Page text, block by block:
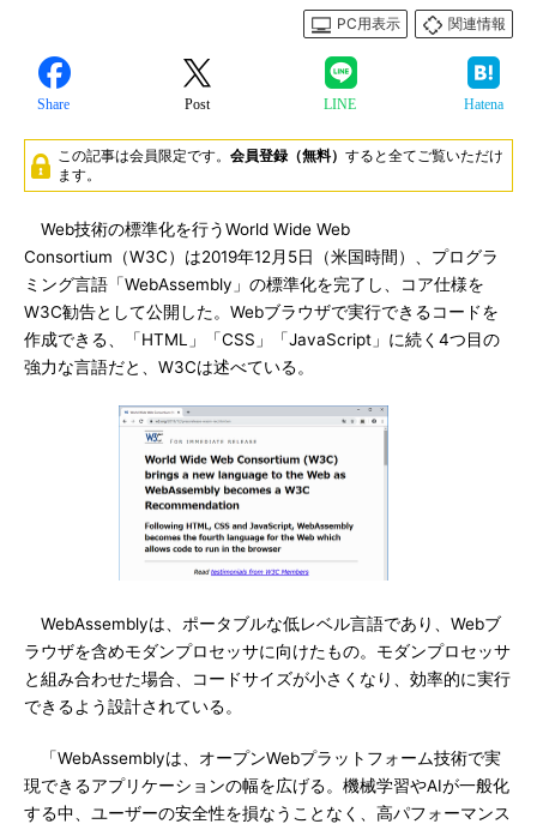
PC用表示
関連情報
Share Post LINE Hatena
この記事は会員限定です。 会員登録（無料） すると全てご覧いただけ
ます。
Web技術の標準化を行うWorld Wide Web
Consortium（W3C）は2019年12月5日（米国時間）、プログラ
ミング言語「WebAssembly」の標準化を完了し、コア仕様を
W3C勧告として公開した。Webブラウザで実行できるコードを
作成できる、「HTML」「CSS」「JavaScript」に続く4つ目の
強力な言語だと、W3Cは述べている。
WebAssemblyは、ポータブルな低レベル言語であり、Webブ
ラウザを含めモダンプロセッサに向けたもの。モダンプロセッサ
と組み合わせた場合、コードサイズが小さくなり、効率的に実行
できるよう設計されている。
「WebAssemblyは、オープンWebプラットフォーム技術で実
現できるアプリケーションの幅を広げる。機械学習やAIが一般化
する中、ユーザーの安全性を損なうことなく、高パフォーマンス